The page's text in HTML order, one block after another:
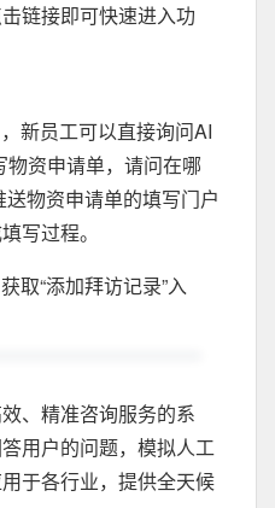
链接即可快速进入功
新员工可以直接询问AI
物资申请单，请问在哪
送物资申请单的填写门户
写过程。
取“添加拜访记录”入
、精准咨询服务的系
用户的问题，模拟人工
于各行业，提供全天候